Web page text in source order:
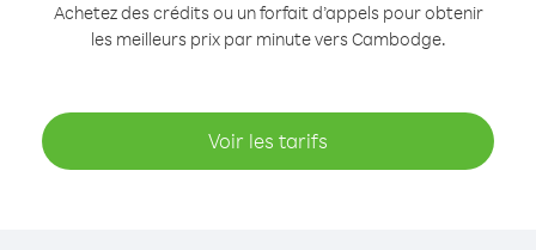
Achetez des crédits ou un forfait d’appels pour obtenir
les meilleurs prix par minute vers Cambodge.
Voir les tarifs